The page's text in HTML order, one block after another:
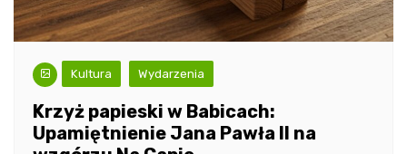
Kultura Wydarzenia
Krzyż papieski w Babicach:
Upamiętnienie Jana Pawła II na